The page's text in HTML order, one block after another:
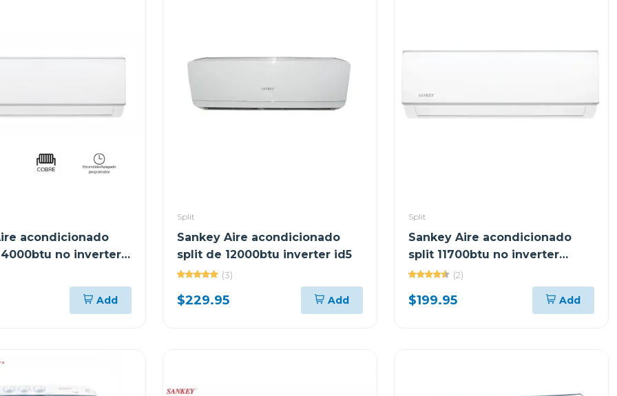
acondicionado
no inverter
Add
Split
Sankey Aire acondicionado
split de 12000btu inverter id5
(3)
$229.95 Add
Split
Sankey Aire acondicionado
split 11700btu no inverter
blanco (2)
$199.95 Add